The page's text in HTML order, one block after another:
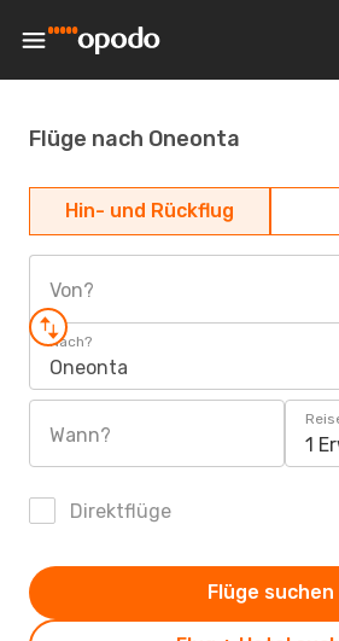
Flüge nach Oneonta
Hin- und Rückflug
Von?
Nach?
Oneonta
Wann? 1
Direktflüge
Flüge suchen